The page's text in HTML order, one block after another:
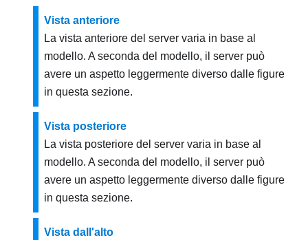
Vista anteriore
La vista anteriore del server varia in base al
modello. A seconda del modello, il server può
avere un aspetto leggermente diverso dalle figure
in questa sezione.
Vista posteriore
La vista posteriore del server varia in base al
modello. A seconda del modello, il server può
avere un aspetto leggermente diverso dalle figure
in questa sezione.
Vista dall'alto